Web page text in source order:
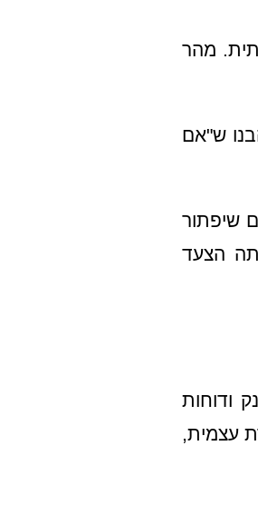
מהר
ש"אם
שיפתור
הצעד
ודוחות
עצמית,